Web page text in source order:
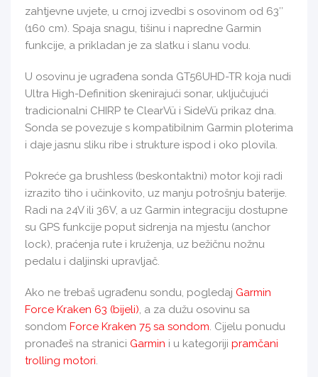
zahtjevne uvjete, u crnoj izvedbi s osovinom od 63″
(160 cm). Spaja snagu, tišinu i napredne Garmin
funkcije, a prikladan je za slatku i slanu vodu.
U osovinu je ugrađena sonda GT56UHD-TR koja nudi
Ultra High-Definition skenirajući sonar, uključujući
tradicionalni CHIRP te ClearVü i SideVü prikaz dna.
Sonda se povezuje s kompatibilnim Garmin ploterima
i daje jasnu sliku ribe i strukture ispod i oko plovila.
Pokreće ga brushless (beskontaktni) motor koji radi
izrazito tiho i učinkovito, uz manju potrošnju baterije.
Radi na 24V ili 36V, a uz Garmin integraciju dostupne
su GPS funkcije poput sidrenja na mjestu (anchor
lock), praćenja rute i kruženja, uz bežičnu nožnu
pedalu i daljinski upravljač.
Ako ne trebaš ugrađenu sondu, pogledaj Garmin
Force Kraken 63 (bijeli), a za dužu osovinu sa
sondom Force Kraken 75 sa sondom. Cijelu ponudu
pronađeš na stranici Garmin i u kategoriji pramčani
trolling motori.